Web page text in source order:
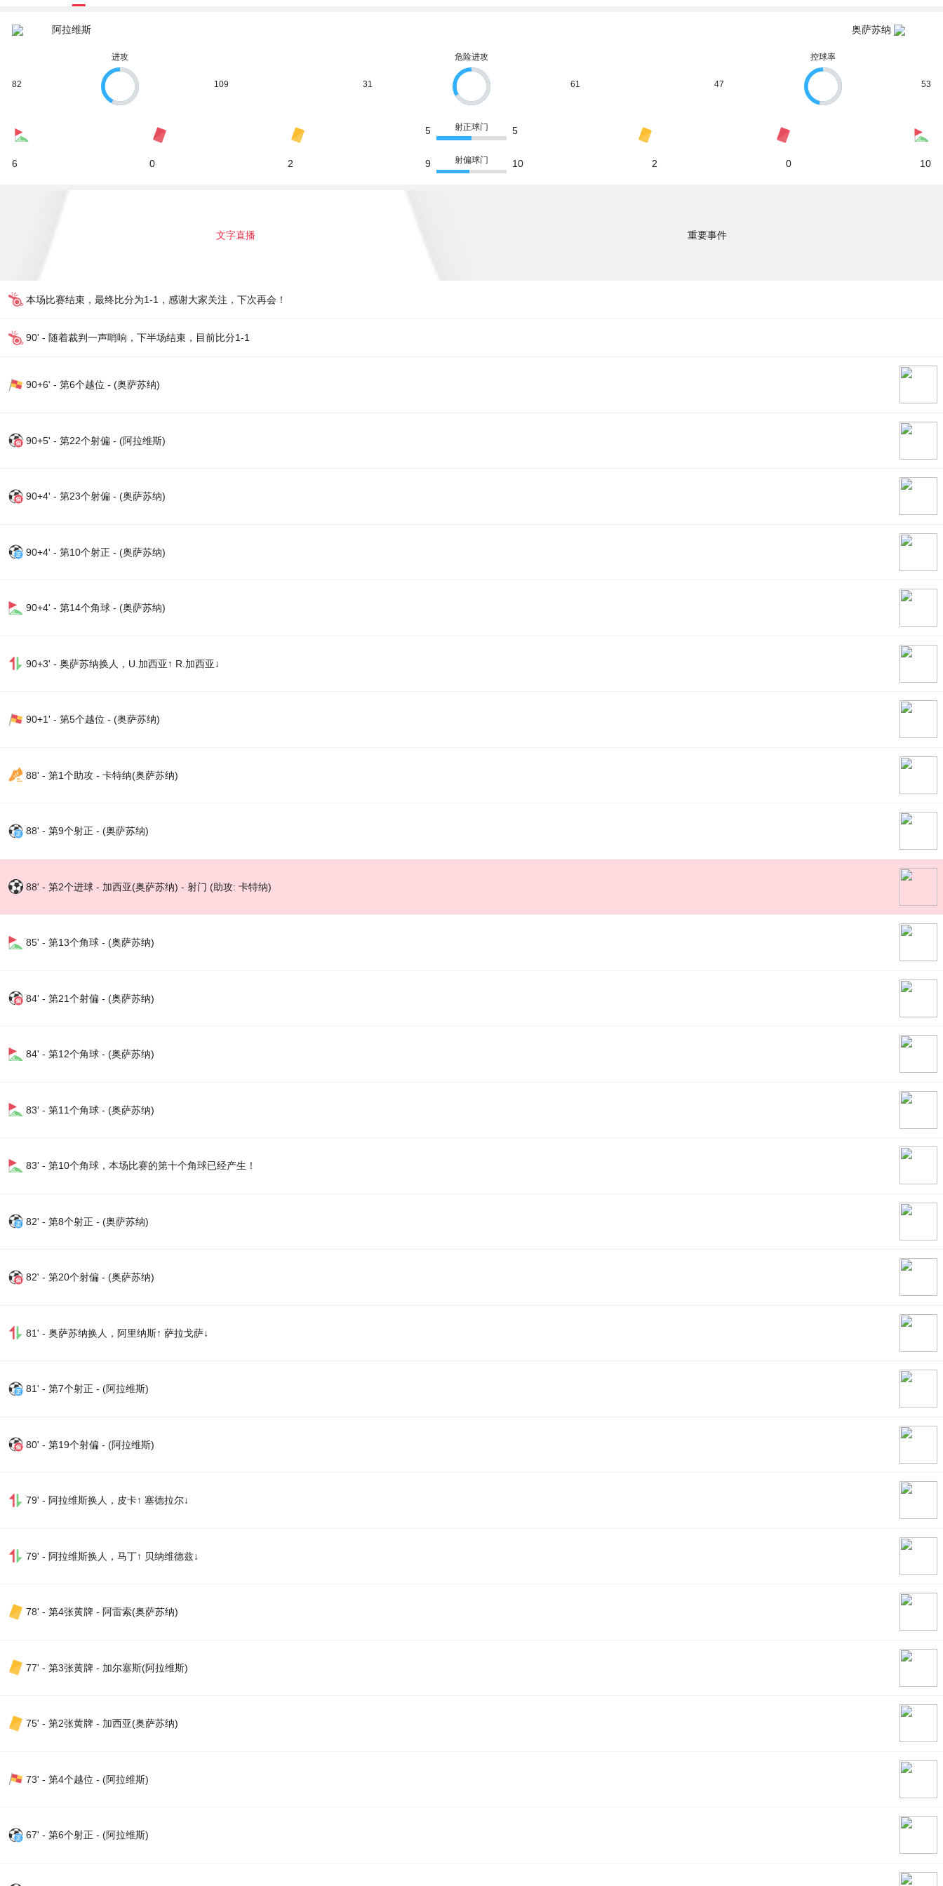
阿拉维斯 奥萨苏纳
进攻
82 109
危险进攻
31 61
控球率
47 53
5 射正球门 5
6 0 2 9 射偏球门 10 2 0 10
文字直播 重要事件
本场比赛结束，最终比分为1-1，感谢大家关注，下次再会！
90' - 随着裁判一声哨响，下半场结束，目前比分1-1
90+6' - 第6个越位 - (奥萨苏纳)
90+5' - 第22个射偏 - (阿拉维斯)
90+4' - 第23个射偏 - (奥萨苏纳)
90+4' - 第10个射正 - (奥萨苏纳)
90+4' - 第14个角球 - (奥萨苏纳)
90+3' - 奥萨苏纳换人，U.加西亚↑ R.加西亚↓
90+1' - 第5个越位 - (奥萨苏纳)
88' - 第1个助攻 - 卡特纳(奥萨苏纳)
88' - 第9个射正 - (奥萨苏纳)
88' - 第2个进球 - 加西亚(奥萨苏纳) - 射门 (助攻: 卡特纳)
85' - 第13个角球 - (奥萨苏纳)
84' - 第21个射偏 - (奥萨苏纳)
84' - 第12个角球 - (奥萨苏纳)
83' - 第11个角球 - (奥萨苏纳)
83' - 第10个角球，本场比赛的第十个角球已经产生！
82' - 第8个射正 - (奥萨苏纳)
82' - 第20个射偏 - (奥萨苏纳)
81' - 奥萨苏纳换人，阿里纳斯↑ 萨拉戈萨↓
81' - 第7个射正 - (阿拉维斯)
80' - 第19个射偏 - (阿拉维斯)
79' - 阿拉维斯换人，皮卡↑ 塞德拉尔↓
79' - 阿拉维斯换人，马丁↑ 贝纳维德兹↓
78' - 第4张黄牌 - 阿雷索(奥萨苏纳)
77' - 第3张黄牌 - 加尔塞斯(阿拉维斯)
75' - 第2张黄牌 - 加西亚(奥萨苏纳)
73' - 第4个越位 - (阿拉维斯)
67' - 第6个射正 - (阿拉维斯)